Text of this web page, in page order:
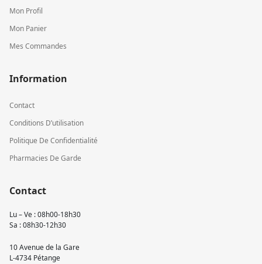
Mon Profil
Mon Panier
Mes Commandes
Information
Contact
Conditions D’utilisation
Politique De Confidentialité
Pharmacies De Garde
Contact
Lu – Ve : 08h00-18h30
Sa : 08h30-12h30
10 Avenue de la Gare
L-4734 Pétange